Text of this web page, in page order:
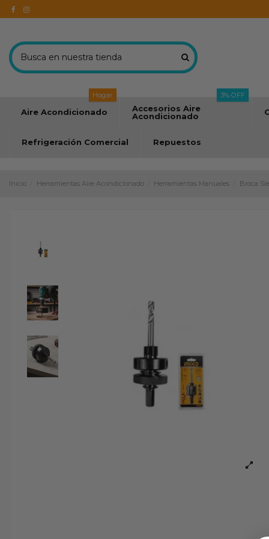
Aire Acondicionado
Hogar
Accesorios Aire
Acondicionado
3% OFF
Refrigeración Comercial Repuestos
Inicio Herramientas Aire Acondicionado Herramientas Manuales Broca